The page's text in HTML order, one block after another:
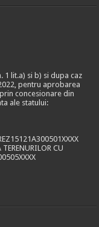
1 lit.a) si b) si dupa caz
pentru aprobarea
concesionare din
ale statului:
CU